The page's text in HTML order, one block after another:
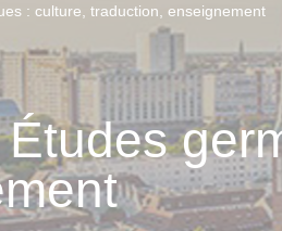
: culture, traduction, enseignement